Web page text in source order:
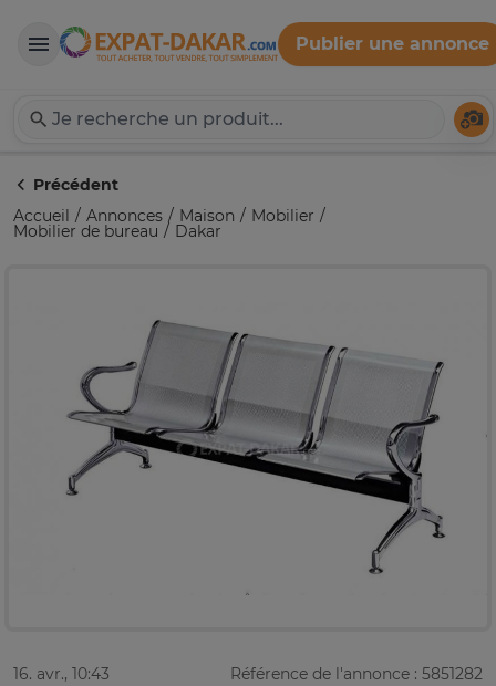
Expat-Dakar
Publier une annonce
Précédent
Accueil
Annonces Maison Mobilier
Mobilier de bureau Dakar
16. avr., 10:43 Référence de l'annonce : 5851282